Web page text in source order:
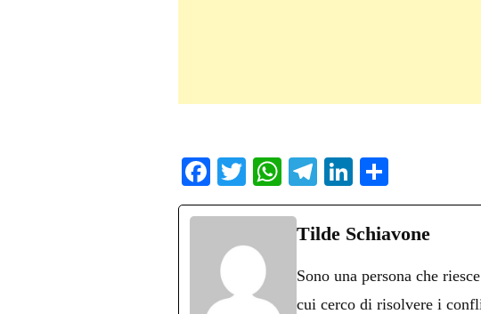
Fa
ce
ok
T
wi
r
W
ha
ts
pp
Te
le
gr
m
Li
nk
ed
on
di
di
Tilde Schiavone
Sono una persona che
cui cerco di risolvere i